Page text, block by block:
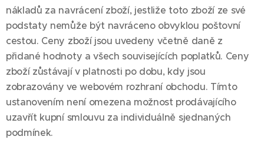
nákladů za navrácení zboží, jestliže toto zboží ze své
podstaty nemůže být navráceno obvyklou poštovní
cestou. Ceny zboží jsou uvedeny včetně daně z
přidané hodnoty a všech souvisejících poplatků. Ceny
zboží zůstávají v platnosti po dobu, kdy jsou
zobrazovány ve webovém rozhraní obchodu. Tímto
ustanovením není omezena možnost prodávajícího
uzavřít kupní smlouvu za individuálně sjednaných
podmínek.